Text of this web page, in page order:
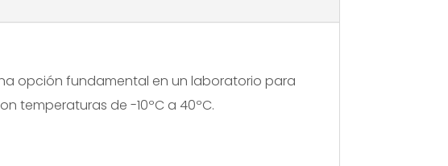
opción fundamental en un laboratorio para
temperaturas de -10ºC a 40ºC.